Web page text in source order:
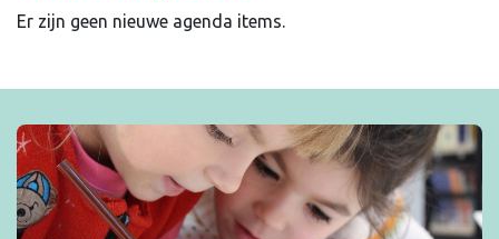
Er zijn geen nieuwe agenda items.